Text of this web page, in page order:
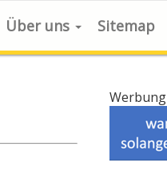
Über uns Sitemap
Werbung